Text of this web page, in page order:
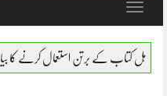
Toggle
کا بیان – مولانا ابو بکر صدیق حفظہ اللہ